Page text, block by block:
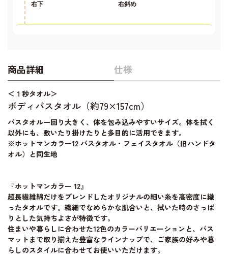
右下 右斜め
商品詳細 仕様
＜１秒タオル＞
ボディバスタオル（約79×157cm）
バスタオル一回り大きく、体を包み込みやすいサイズ。体を拭く
以外にも、敷いたり掛けたりと多目的に活用できます。
※ホットマンカラー12 バスタオル・フェイスタオル（旧ハンドタ
オル）と同生地
『ホットマンカラー 12』
超長繊維綿だけをブレンドしたオリジナルの細い糸を高密度に織
ったタオルです。繊細でなめらかな肌合いと、拭いた時のさっぱ
りとした気持ちよさが特徴です。
住まいや暮らしに合わせた12色のカラーバリエーションと、バス
マットまで取り揃えた豊富なラインナップで、ご家族の好みや暮
らしのスタイルに合わせてお使いいただけます。